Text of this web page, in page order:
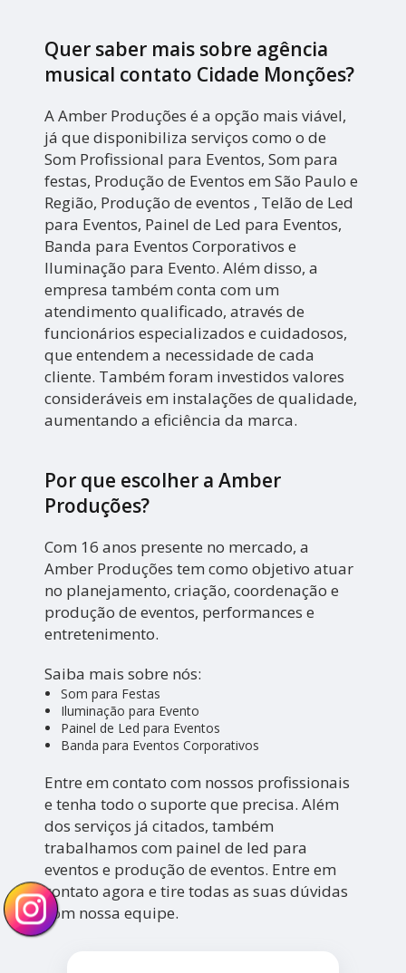
Quer saber mais sobre agência
musical contato Cidade Monções?
A Amber Produções é a opção mais viável,
já que disponibiliza serviços como o de
Som Profissional para Eventos, Som para
festas, Produção de Eventos em São Paulo e
Região, Produção de eventos , Telão de Led
para Eventos, Painel de Led para Eventos,
Banda para Eventos Corporativos e
Iluminação para Evento. Além disso, a
empresa também conta com um
atendimento qualificado, através de
funcionários especializados e cuidadosos,
que entendem a necessidade de cada
cliente. Também foram investidos valores
consideráveis em instalações de qualidade,
aumentando a eficiência da marca.
Por que escolher a Amber
Produções?
Com 16 anos presente no mercado, a
Amber Produções tem como objetivo atuar
no planejamento, criação, coordenação e
produção de eventos, performances e
entretenimento.
Saiba mais sobre nós:
Som para Festas
Iluminação para Evento
Painel de Led para Eventos
Banda para Eventos Corporativos
Entre em contato com nossos profissionais
e tenha todo o suporte que precisa. Além
dos serviços já citados, também
trabalhamos com painel de led para
eventos e produção de eventos. Entre em
contato agora e tire todas as suas dúvidas
com nossa equipe.